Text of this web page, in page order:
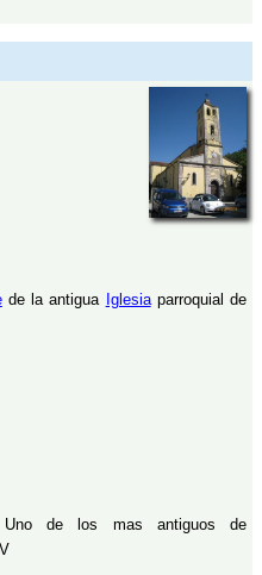
de la antigua Iglesiaparroquial de
de los mas antiguos de